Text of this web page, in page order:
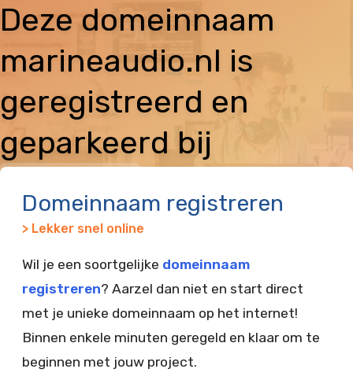
Deze domeinnaam
marineaudio.nl is
geregistreerd en
geparkeerd bij
Domeinnaam registreren
> Lekker snel online
Wil je een soortgelijke domeinnaam
registreren? Aarzel dan niet en start direct
met je unieke domeinnaam op het internet!
Binnen enkele minuten geregeld en klaar om te
beginnen met jouw project.